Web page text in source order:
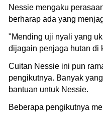
Nessie mengaku
berharap ada yang
"Mending uji nyali yang
dijagain penjaga hutan di
Cuitan Nessie ini pun
pengikutnya. Banyak
bantuan untuk Nessie.
Beberapa pengikutnya